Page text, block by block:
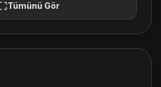
Tümünü Gör